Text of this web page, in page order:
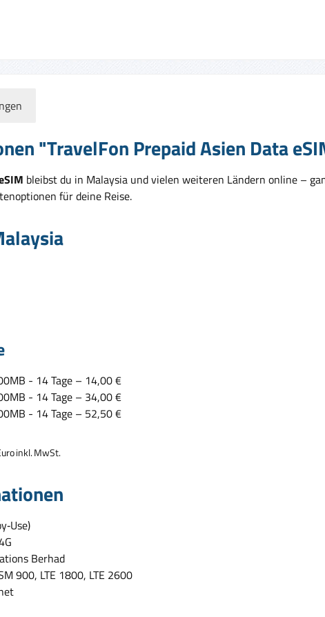
"TravelFon Prepaid Asien Data
bleibst du in Malaysia und vielen weiteren Ländern online –
für deine Reise.
- 14 Tage – 14,00 €
- 14 Tage – 34,00 €
- 14 Tage – 52,50 €
inkl. MwSt.
Berhad
900, LTE 1800, LTE 2600